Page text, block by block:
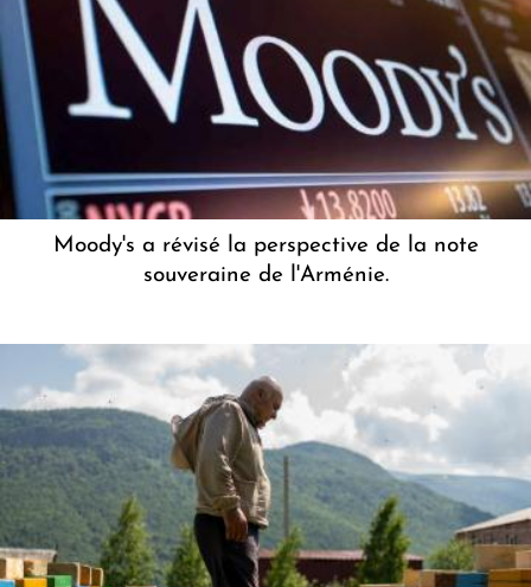
Moody's a révisé la perspective de la note
souveraine de l'Arménie.